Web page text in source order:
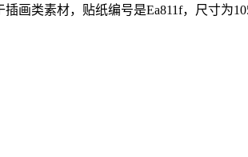
类素材，贴纸编号是Ea811f，尺寸为